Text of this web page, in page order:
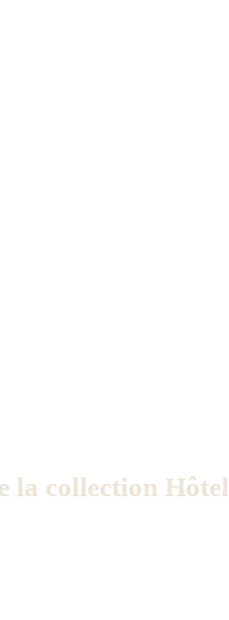
la collection